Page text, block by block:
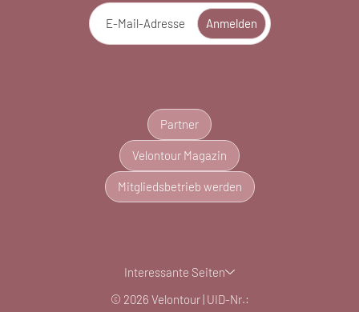
E-Mail-Adresse Anmelden
Partner
Velontour Magazin
Mitgliedsbetrieb werden
Interessante Seiten
© 2026 Velontour| UID-Nr.: